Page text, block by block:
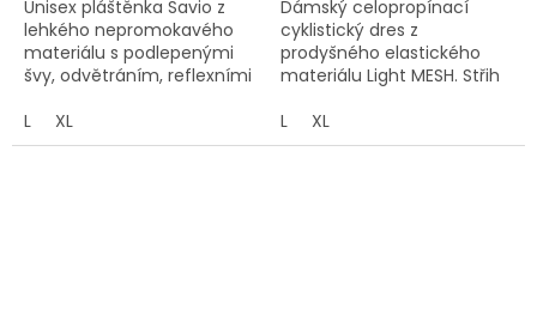
Unisex pláštěnka Savio z
lehkého nepromokavého
materiálu s podlepenými
švy, odvětráním, reflexními
a stahováním v pase.
Skladná a praktická.
L XL
Dámský celopropínací
cyklistický dres z
prodyšného elastického
materiálu Light MESH. Střih
prodlouženém zadním je
praktická trojkapsa a
L XL